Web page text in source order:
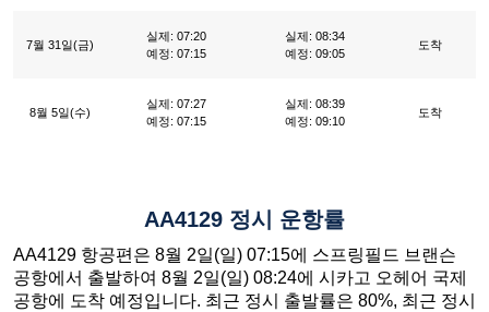
7월 31일(금)
실제: 07:20
예정: 07:15
실제: 08:34
예정: 09:05
도착
8월 5일(수)
실제: 07:27
예정: 07:15
실제: 08:39
예정: 09:10
도착
AA4129 정시 운항률
AA4129 항공편은 8월 2일(일) 07:15에 스프링필드 브랜슨
공항에서 출발하여 8월 2일(일) 08:24에 시카고 오헤어 국제
공항에 도착 예정입니다. 최근 정시 출발률은 80%, 최근 정시